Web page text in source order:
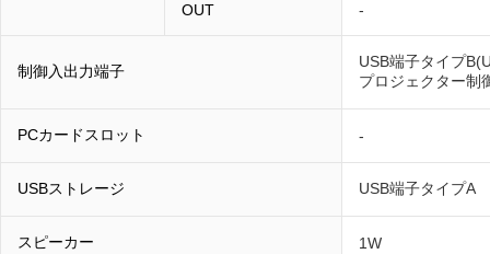
OUT -
制御入出力端子
USB端子タイプ
プロジェクター制
PCカードスロット -
USBストレージ USB端子タイプA
スピーカー 1W